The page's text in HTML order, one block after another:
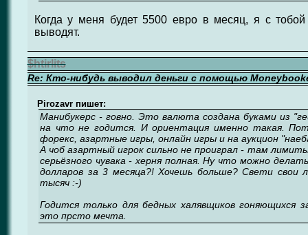
Когда у меня будет 5500 евро в месяц, я с
выводят.
$htirlits
Re: Кто-нибудь выводил деньги с помощью
Pirozavr пишет:
Манибукерс - говно. Это валюта создана буками из
на что не годится. И ориентация именно такая.
форекс, азартные игры, онлайн игры и на аукцион
А чоб азартный игрок сильно не проиграл - там
серьёзного чувака - херня полная. Ну что можно
долларов за 3 месяца?! Хочешь больше? Свети свои
тысяч :-)
Годится только для бедных халявщиков гоняющихся
это прсто мечта.